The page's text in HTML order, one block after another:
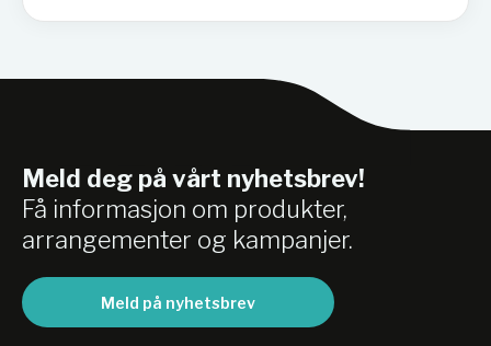
Meld deg på vårt nyhetsbrev!
Få informasjon om produkter,
arrangementer og kampanjer.
Meld på nyhetsbrev